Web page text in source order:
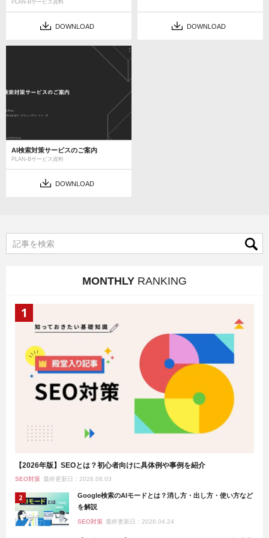
PLAN-Bサービス資料
DOWNLOAD DOWNLOAD
AI検索対策サービスのご案内
PLAN-Bサービス資料
DOWNLOAD
MONTHLY RANKING
【2026年版】SEOとは？初心者向けに具体例や事例を紹介
SEO対策 最終更新日：2026.08.03
Google検索のAIモードとは？消し方・出し方・使い方など
を解説
SEO対策 最終更新日：2026.04.24